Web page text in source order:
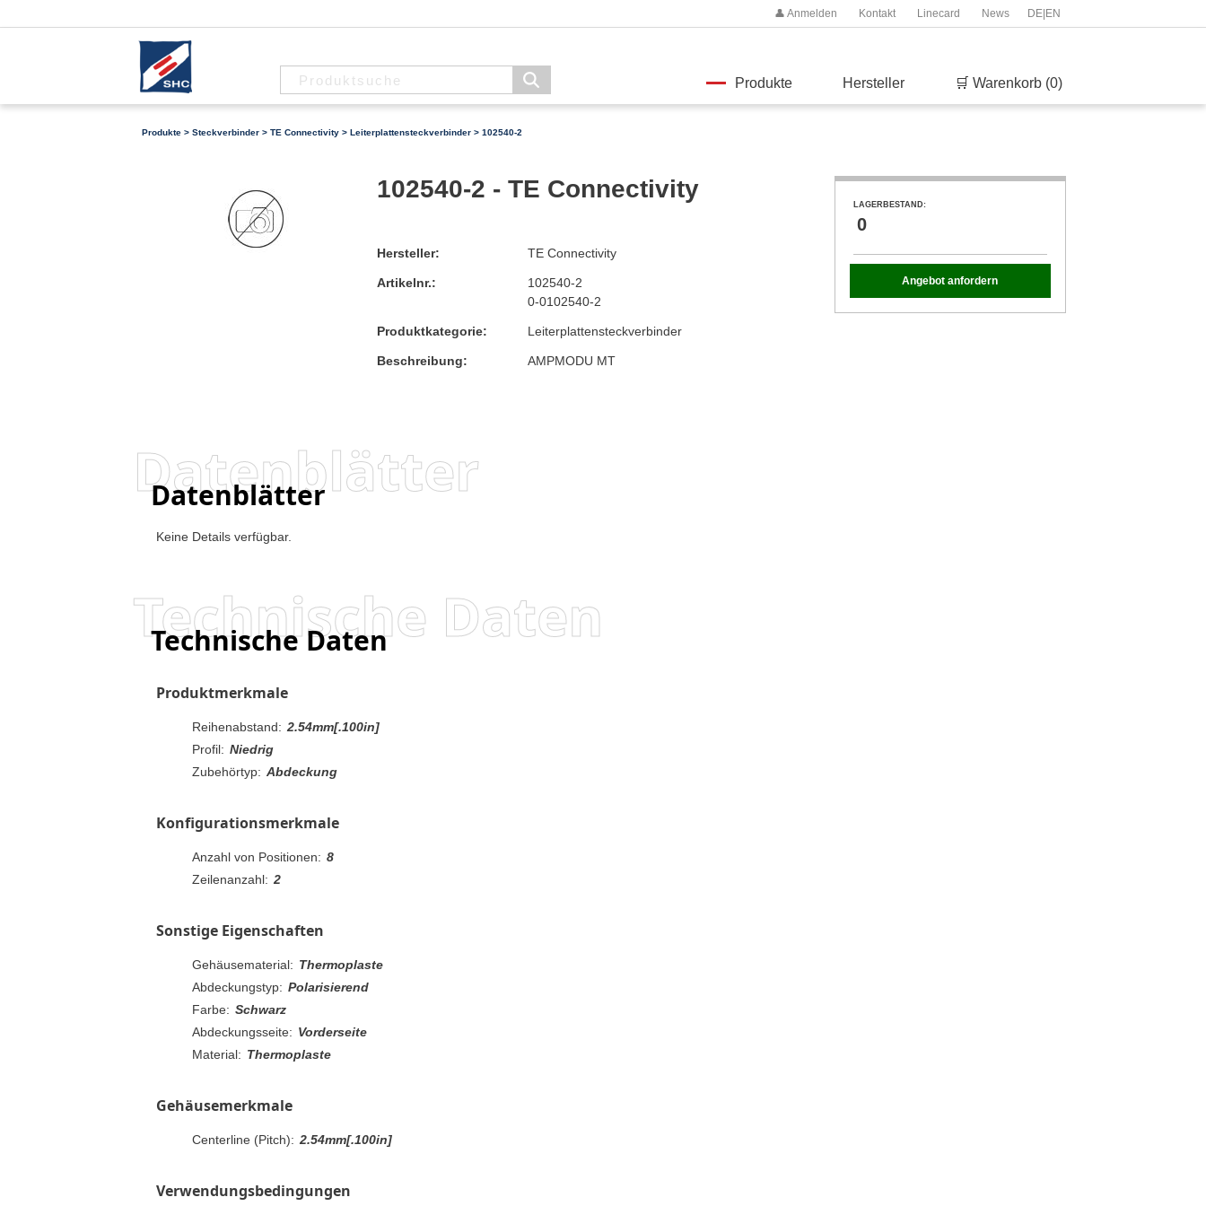
DE| EN
👤 Anmelden Kontakt Linecard News
Produkte Hersteller 🛒 Warenkorb (0)
Produkte > Steckverbinder > TE Connectivity > Leiterplattensteckverbinder > 102540-2
102540-2 - TE Connectivity
Hersteller: TE Connectivity
Artikelnr.:
102540-2
0-0102540-2
Produktkategorie: Leiterplattensteckverbinder
Beschreibung: AMPMODU MT
LAGERBESTAND:
0
Angebot anfordern
Datenblätter
Datenblätter
Keine Details verfügbar.
Technische Daten
Technische Daten
Produktmerkmale
Reihenabstand: 2.54mm[.100in]
Profil: Niedrig
Zubehörtyp: Abdeckung
Konfigurationsmerkmale
Anzahl von Positionen: 8
Zeilenanzahl: 2
Sonstige Eigenschaften
Gehäusematerial: Thermoplaste
Abdeckungstyp: Polarisierend
Farbe: Schwarz
Abdeckungsseite: Vorderseite
Material: Thermoplaste
Gehäusemerkmale
Centerline (Pitch): 2.54mm[.100in]
Verwendungsbedingungen